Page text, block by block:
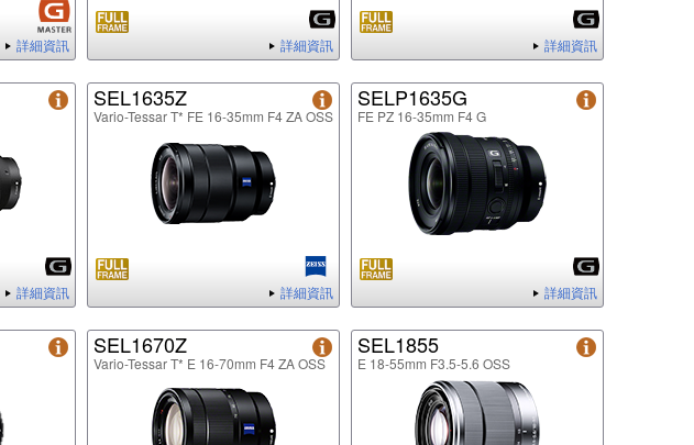
詳細資訊 詳細資訊 詳細資訊
詳細資訊
SEL1635Z
Vario-Tessar T* FE 16-35mm F4 ZA OSS
詳細資訊
SELP1635G
FE PZ 16-35mm F4 G
詳細資訊
SEL1670Z
Vario-Tessar T* E 16-70mm F4 ZA OSS
SEL1855
E 18-55mm F3.5-5.6 OSS